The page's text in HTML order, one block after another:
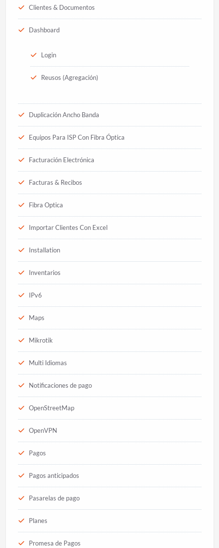
Clientes & Documentos
Dashboard
Login
Reusos (Agregación)
Duplicación Ancho Banda
Equipos Para ISP Con Fibra Óptica
Facturación Electrónica
Facturas & Recibos
Fibra Optica
Importar Clientes Con Excel
Installation
Inventarios
IPv6
Maps
Mikrotik
Multi Idiomas
Notificaciones de pago
OpenStreetMap
OpenVPN
Pagos
Pagos anticipados
Pasarelas de pago
Planes
Promesa de Pagos